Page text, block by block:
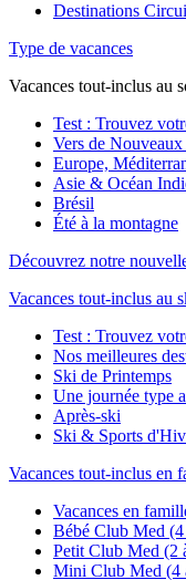
Destinations
Type de vacances
Vacances tout-inclus au
Test : Trouvez
Vers de
Europe,
Asie & Océan
Brésil
Été à la montagne
Découvrez notre
Vacances tout-inclus au
Test : Trouvez
Nos meilleures
Ski de Printemps
Une journée type
Après-ski
Ski & Sports
Vacances tout-inclus en
Vacances en
Bébé Club Med
Petit Club Med (2
Mini Club Med (4